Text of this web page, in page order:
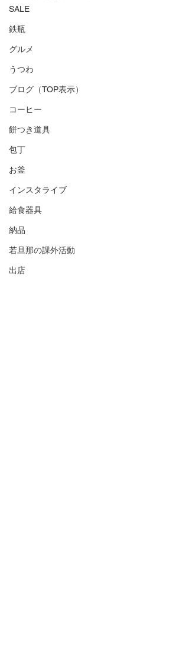
SALE
鉄瓶
グルメ
うつわ
ブログ（TOP表示）
コーヒー
餅つき道具
包丁
お釜
インスタライブ
給食器具
納品
若旦那の課外活動
出店